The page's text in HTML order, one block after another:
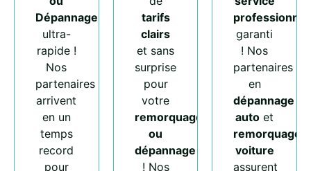
Dépannage
ultra-
rapide !
Nos
partenaires
arrivent
en un
temps
record
pour
tarifs
clairs
et sans
surprise
pour
votre
remorquage
ou
dépannage
! Nos
professionnel
garanti
! Nos
partenaires
en
dépannage
auto et
remorquage
voiture
assurent